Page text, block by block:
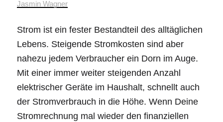
Jasmin Wagner
Strom ist ein fester Bestandteil des alltäglichen
Lebens. Steigende Stromkosten sind aber
nahezu jedem Verbraucher ein Dorn im Auge.
Mit einer immer weiter steigenden Anzahl
elektrischer Geräte im Haushalt, schnellt auch
der Stromverbrauch in die Höhe. Wenn Deine
Stromrechnung mal wieder den finanziellen